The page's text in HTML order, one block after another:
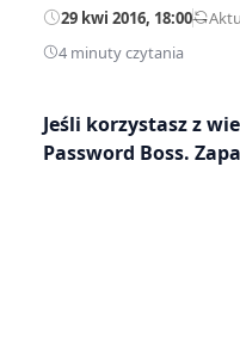
29 kwi 2016, 18:00—
4 minuty czytania
Jeśli korzystasz z
Password Boss.